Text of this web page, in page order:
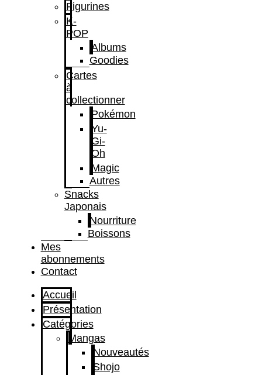
Figurines
K-
POP
Albums
Goodies
Cartes
à
collectionner
Pokémon
Yu-
Gi-
Oh
Magic
Autres
Snacks
Japonais
Nourriture
Boissons
Mes
abonnements
Contact
Accueil
Présentation
Catégories
Mangas
Nouveautés
Shojo